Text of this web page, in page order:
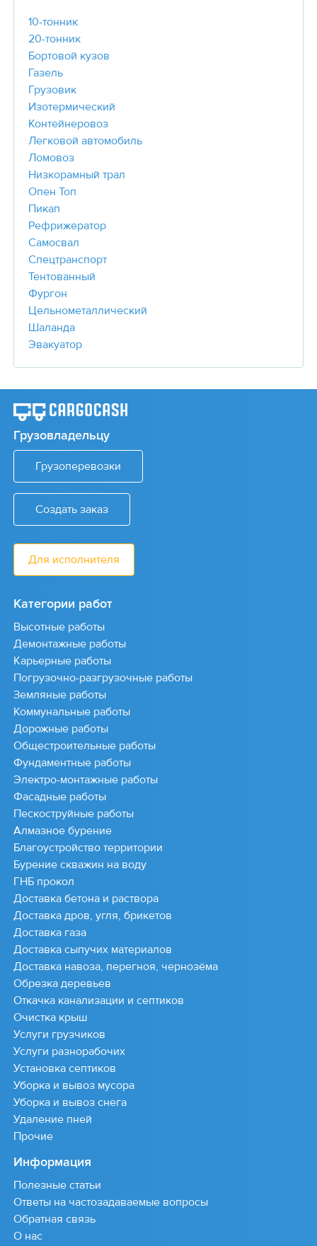
10-тонник
20-тонник
Бортовой кузов
Газель
Грузовик
Изотермический
Контейнеровоз
Легковой автомобиль
Ломовоз
Низкорамный трал
Опен Топ
Пикап
Рефрижератор
Самосвал
Спецтранспорт
Тентованный
Фургон
Цельнометаллический
Шаланда
Эвакуатор
Грузовладельцу
Грузоперевозки
Создать заказ
Для исполнителя
Категории работ
Высотные работы
Демонтажные работы
Карьерные работы
Погрузочно-разгрузочные работы
Земляные работы
Коммунальные работы
Дорожные работы
Общестроительные работы
Фундаментные работы
Электро-монтажные работы
Фасадные работы
Пескоструйные работы
Алмазное бурение
Благоустройство территории
Бурение скважин на воду
ГНБ прокол
Доставка бетона и раствора
Доставка дров, угля, брикетов
Доставка газа
Доставка сыпучих материалов
Доставка навоза, перегноя, чернозёма
Обрезка деревьев
Откачка канализации и септиков
Очистка крыш
Услуги грузчиков
Услуги разнорабочих
Установка септиков
Уборка и вывоз мусора
Уборка и вывоз снега
Удаление пней
Прочие
Информация
Полезные статьи
Ответы на частозадаваемые вопросы
Обратная связь
О нас